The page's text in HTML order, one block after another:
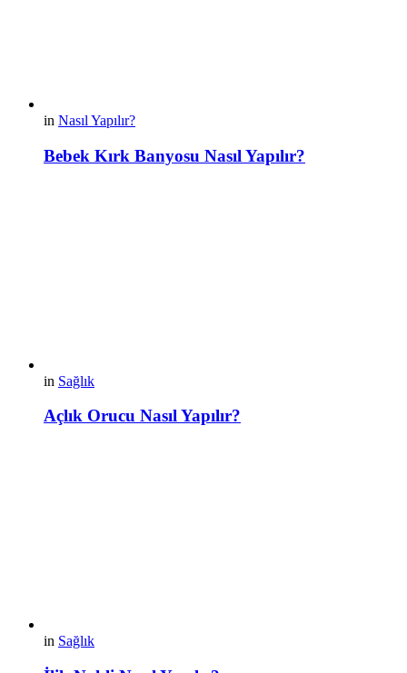
in Nasıl Yapılır?
Bebek Kırk Banyosu Nasıl Yapılır?
in Sağlık
Açlık Orucu Nasıl Yapılır?
in Sağlık